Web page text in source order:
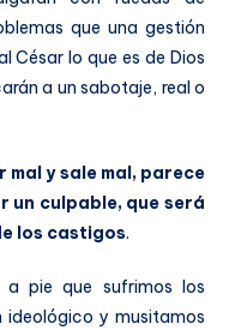
que una gestión
César lo que es de Dios
a un sabotaje, real o
y sale mal, parece
un culpable, que será
los castigos.
a pie que sufrimos los
y musitamos